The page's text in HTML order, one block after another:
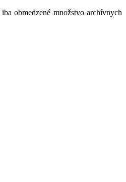
obmedzené množstvo archívnych